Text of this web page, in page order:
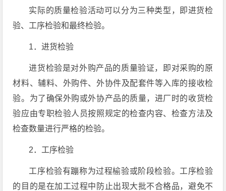
实际的质量检验活动可以分为三种类型，即进货检
验、工序检验和最终检验。
1．进货检验
进货检验是对外购产品的质量验证，即对采购的原
材料、辅料、外购件、外协件及配套件等入库的接收检
验。为了确保外购或外协产品的质量，进厂时的收货检
验应由专职检验人员按照规定的检查内容、检查方法及
检查数量进行严格的检验。
2．工序检验
工序检验有蹦称为过程榆验或阶段检验。工序检验
的目的是在加工过程中防止出现大批不合格品，避免不